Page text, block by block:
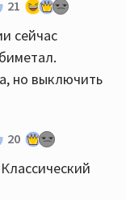
21
сейчас
но выключить
20